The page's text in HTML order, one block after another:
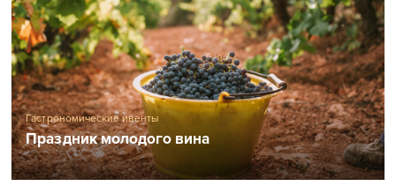
Гастрономические ивенты
Праздник молодого вина